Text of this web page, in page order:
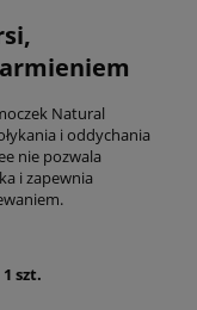
Natural
i oddychania
nie pozwala
i zapewnia
szt.